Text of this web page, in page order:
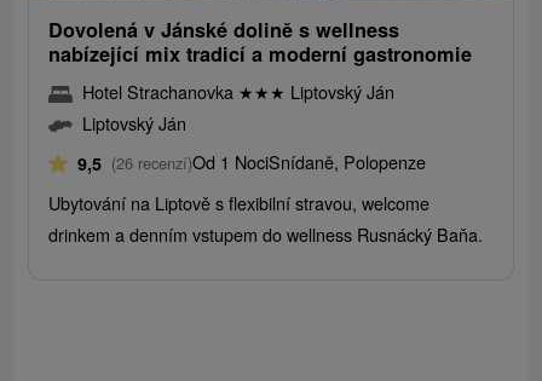
Dovolená v Jánské dolině s wellness
nabízející mix tradicí a moderní gastronomie
Hotel Strachanovka ★★★ Liptovský Ján
Liptovský Ján
9,5 (26 recenzí)Od 1 NociSnídaně, Polopenze
Ubytování na Liptově s flexibilní stravou, welcome
drinkem a denním vstupem do wellness Rusnácký Baňa.